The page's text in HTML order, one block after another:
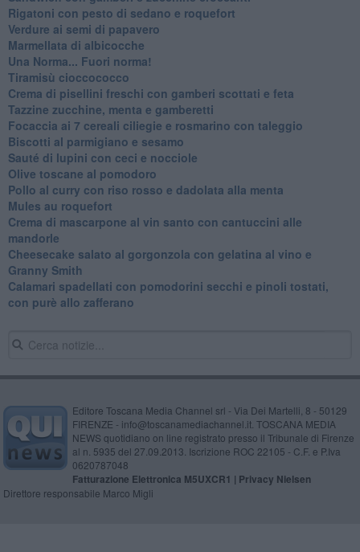
Rigatoni con pesto di sedano e roquefort
Verdure ai semi di papavero
Marmellata di albicocche
Una Norma... Fuori norma!
Tiramisù cioccococco
Crema di pisellini freschi con gamberi scottati e feta
Tazzine zucchine, menta e gamberetti
Focaccia ai 7 cereali ciliegie e rosmarino con taleggio
Biscotti al parmigiano e sesamo
Sauté di lupini con ceci e nocciole
Olive toscane al pomodoro
Pollo al curry con riso rosso e dadolata alla menta
Mules au roquefort
Crema di mascarpone al vin santo con cantuccini alle
mandorle
Cheesecake salato al gorgonzola con gelatina al vino e
Granny Smith
Calamari spadellati con pomodorini secchi e pinoli tostati,
con purè allo zafferano
Editore Toscana Media Channel srl - Via Dei Martelli, 8 - 50129
FIRENZE - info@toscanamediachannel.it. TOSCANA MEDIA
NEWS quotidiano on line registrato presso il Tribunale di Firenze
al n. 5935 del 27.09.2013. Iscrizione ROC 22105 - C.F. e P.Iva
0620787048
Fatturazione Elettronica M5UXCR1 | Privacy Nielsen
Direttore responsabile Marco Migli